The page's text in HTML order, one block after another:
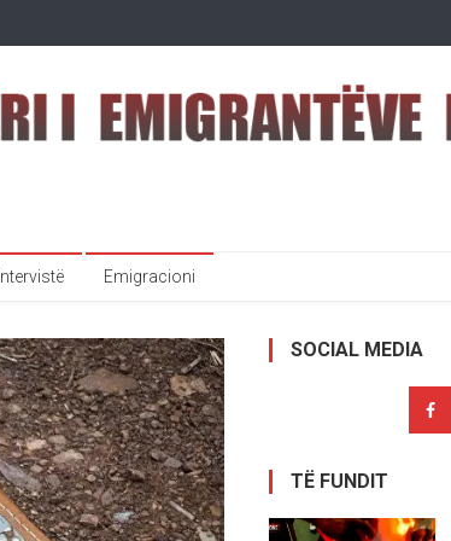
Intervistë Emigracioni
SOCIAL MEDIA
TË FUNDIT